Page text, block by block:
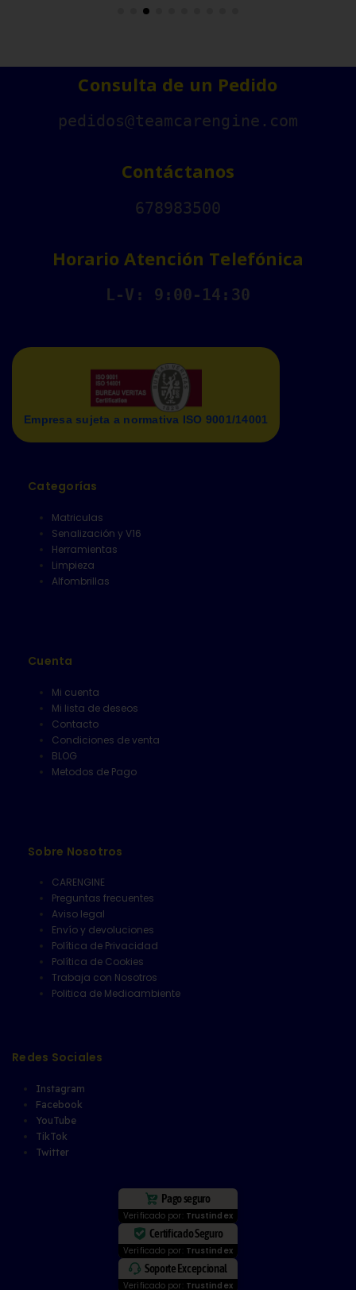
Consulta de un Pedido
pedidos@teamcarengine.com
Contáctanos
678983500
Horario Atención Telefónica
L-V: 9:00-14:30
Empresa sujeta a normativa ISO 9001/14001
Categorías
Matriculas
Senalización y V16
Herramientas
Limpieza
Alfombrillas
Cuenta
Mi cuenta
Mi lista de deseos
Contacto
Condiciones de venta
BLOG
Metodos de Pago
Sobre Nosotros
CARENGINE
Preguntas frecuentes
Aviso legal
Envío y devoluciones
Política de Privacidad
Política de Cookies
Trabaja con Nosotros
Politica de Medioambiente
Redes Sociales
Instagram
Facebook
YouTube
TikTok
Twitter
Pago seguro
Verificado por: Trustindex
Certificado Seguro
Verificado por: Trustindex
Soporte Excepcional
Verificado por: Trustindex